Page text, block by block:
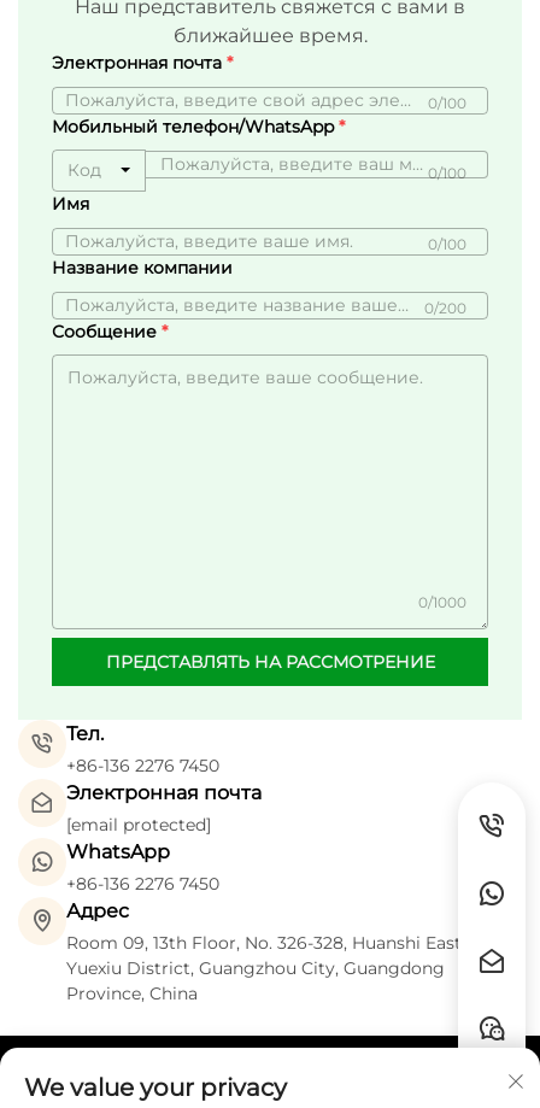
Наш представитель свяжется с вами в
ближайшее время.
Электронная почта
0/100
Мобильный телефон/WhatsApp
Код
0/100
Имя
0/100
Название компании
0/200
Сообщение
0/1000
ПРЕДСТАВЛЯТЬ НА РАССМОТРЕНИЕ
Тел.
+86-136 2276 7450
Электронная почта
[email protected]
WhatsApp
+86-136 2276 7450
Адрес
Room 09, 13th Floor, No. 326-328, Huanshi East Road,
Yuexiu District, Guangzhou City, Guangdong
Province, China
Быстрые ссылки
We value your privacy